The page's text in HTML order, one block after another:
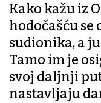
Kako kažu iz
hodočašću
sudionika, a
Tamo im je
svoj daljnji
nastavljaju